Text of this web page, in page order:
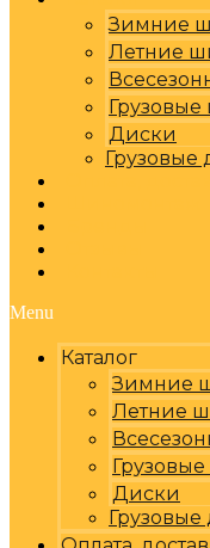
Зимние
Летние
Диски
Грузовые
Menu
Каталог
Зимние
Летние
Диски
Грузовые